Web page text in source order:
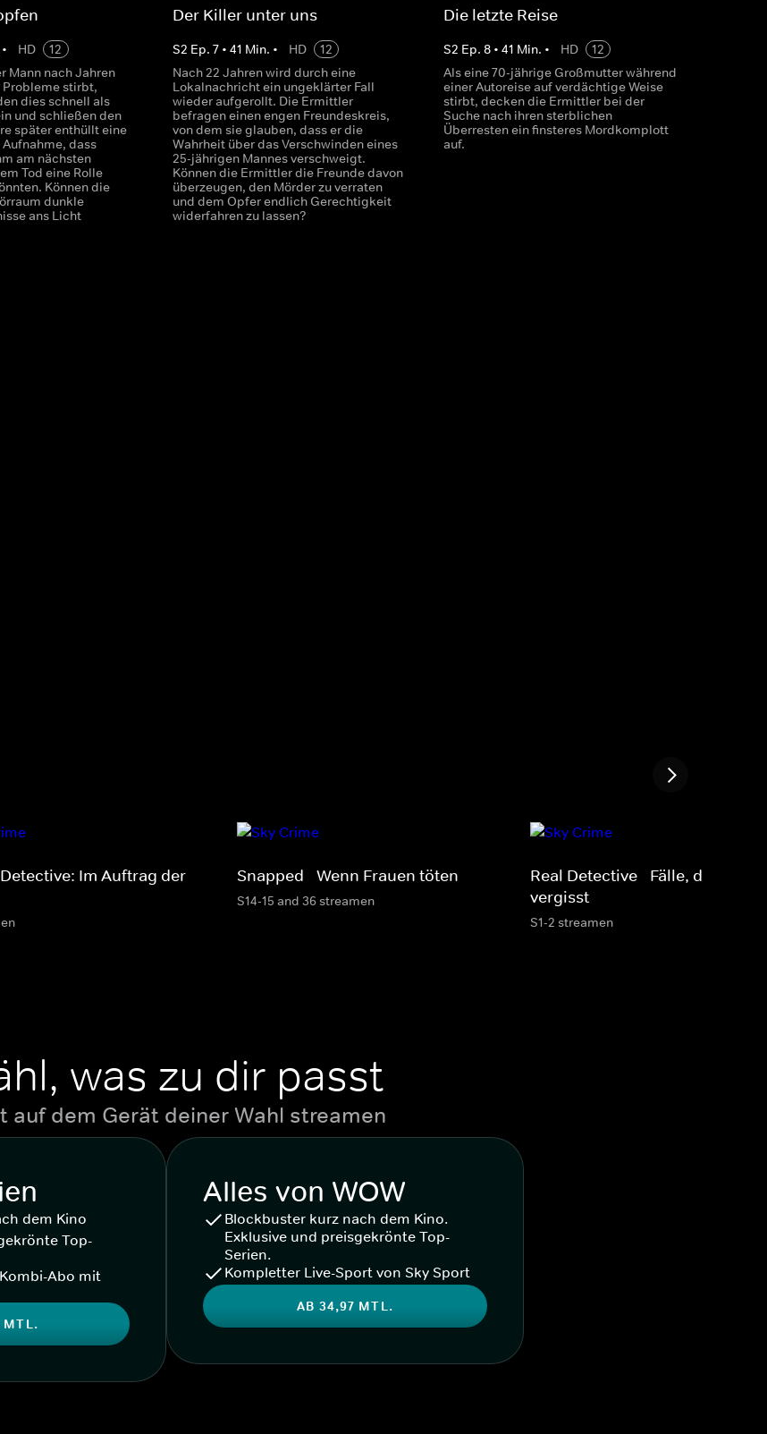
• HD
12
Mann nach Jahren
stirbt,
dies schnell als
und schließen den
später enthüllt eine
dass
am nächsten
Tod eine Rolle
Können die
dunkle
ans Licht
Der Killer unter uns
S2 Ep. 7• 41 Min. • HD
12
Nach 22 Jahren wird durch eine
Lokalnachricht ein ungeklärter Fall
wieder aufgerollt. Die Ermittler
befragen einen engen Freundeskreis,
von dem sie glauben, dass er die
Wahrheit über das Verschwinden eines
25-jährigen Mannes verschweigt.
Können die Ermittler die Freunde davon
überzeugen, den Mörder zu verraten
und dem Opfer endlich Gerechtigkeit
widerfahren zu lassen?
Die letzte Reise
S2 Ep. 8• 41 Min. • HD
12
Als eine 70-jährige Großmutter während
einer Autoreise auf verdächtige Weise
stirbt, decken die Ermittler bei der
Suche nach ihren sterblichen
Überresten ein finsteres Mordkomplott
auf.
Im Auftrag der
Snapped - Wenn Frauen töten
S14-15 and 36 streamen
Real Detective - Fälle, die man
vergisst
S1-2 streamen
was zu dir passt
auf dem Gerät deiner Wahl streamen
dem Kino
Top-
Abo mit
MTL.
Alles von WOW
Blockbuster kurz nach dem Kino.
Exklusive und preisgekrönte Top-
Serien.
Kompletter Live-Sport von Sky Sport
AB 34,97 MTL.